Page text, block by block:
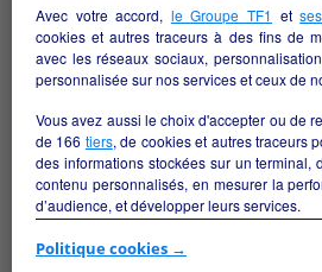
Avec votre accord, le Groupe TF1 et
cookies et autres traceurs à des fins de
avec les réseaux sociaux,
personnalisée sur nos services et ceux de
Vous avez aussi le choix d'accepter ou de
de 166 tiers, de cookies et autres traceurs
des informations stockées sur un terminal,
contenu personnalisés, en mesurer la
d’audience, et développer leurs services.
Si vous continuez sans accepter, les
Politique cookies →